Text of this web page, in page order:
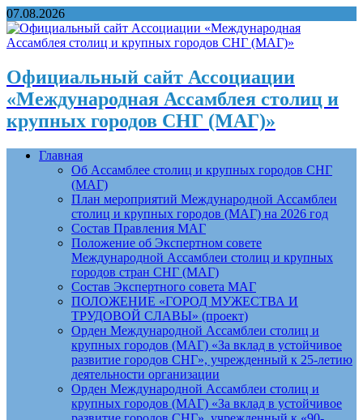
07.08.2026
Официальный сайт Ассоциации
«Международная Ассамблея столиц и
крупных городов СНГ (МАГ)»
Главная
Об Ассамблее столиц и крупных городов СНГ
(МАГ)
План мероприятий Международной Ассамблеи
столиц и крупных городов (МАГ) на 2026 год
Состав Правления МАГ
Положение об Экспертном совете
Международной Ассамблеи столиц и крупных
городов стран СНГ (МАГ)
Состав Экспертного совета МАГ
ПОЛОЖЕНИЕ «ГОРОД МУЖЕСТВА И
ТРУДОВОЙ СЛАВЫ» (проект)
Орден Международной Ассамблеи столиц и
крупных городов (МАГ) «За вклад в устойчивое
развитие городов СНГ», учрежденный к 25-летию
деятельности организации
Орден Международной Ассамблеи столиц и
крупных городов (МАГ) «За вклад в устойчивое